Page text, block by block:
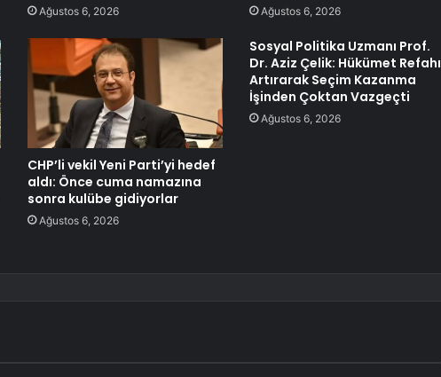
Ağustos 6, 2026 Ağustos 6, 2026
CHP’li vekil Yeni Parti’yi hedef
aldı: Önce cuma namazına
sonra kulübe gidiyorlar
Ağustos 6, 2026
Sosyal Politika Uzmanı Prof.
Dr. Aziz Çelik: Hükümet Refahı
Artırarak Seçim Kazanma
İşinden Çoktan Vazgeçti
Ağustos 6, 2026